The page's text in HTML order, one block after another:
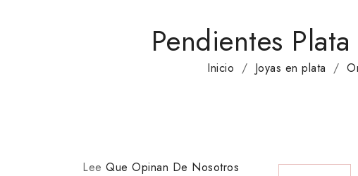
Pendientes
Inicio Joyas en plata
Lee Que Opinan De Nosotros